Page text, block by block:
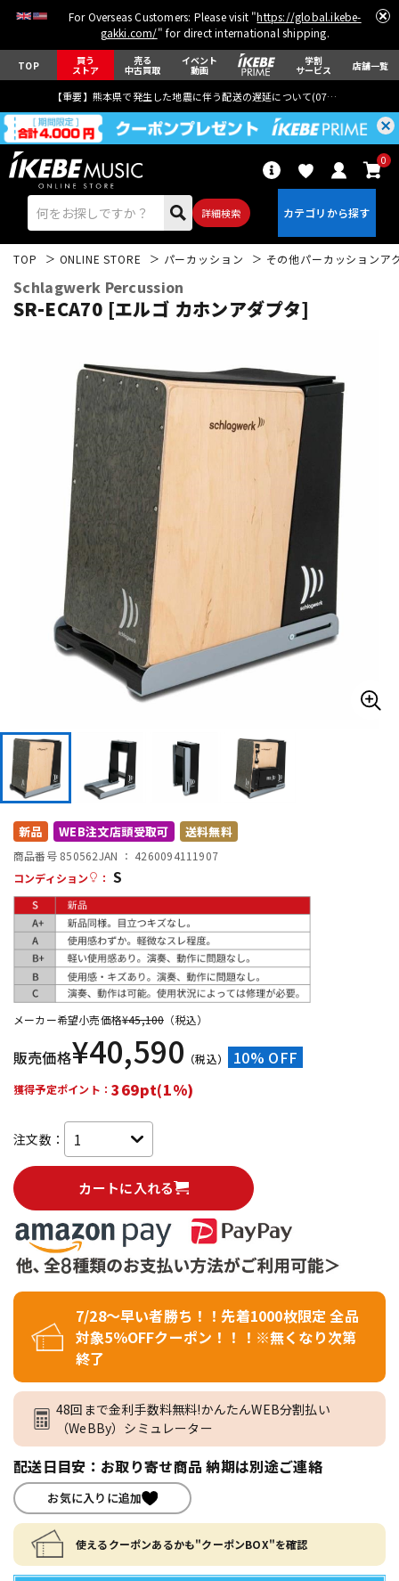
For Overseas Customers: Please visit "https://global.ikebe-
gakki.com/" for direct international shipping.
TOP 買う
ストア
売る
中古買取
イベント
動画
学割
サービス 店舗一覧
【重要】熊本県で発生した地震に伴う配送の遅延について(07月29日
詳細検索
0
エレキギター
ベース ウクレレ
ドラム パーカッション
キーボード 電子ピアノ
管楽器 その他楽器
DTM
配信/ライブ機器
中古
TOP ONLINE STORE パーカッション その他パーカッションア
Schlagwerk Percussion
SR-ECA70 [エルゴ カホンアダプタ]
新品 WEB注文店頭受取可 送料無料
商品番号 850562JAN ： 4260094111907
コンディション
： S
メーカー希望小売価格¥45,100 （税込）
販売価格¥40,590 （税込） 10% OFF
獲得予定ポイント：369pt(1%)
注文数：
カートに入れる
7/28～早い者勝ち！！先着1000枚限定 全品
対象5％OFFクーポン！！！※無くなり次第
終了
48回まで金利手数料無料!かんたんWEB分割払い
（WeBBy）シミュレーター
配送日目安：お取り寄せ商品 納期は別途ご連絡
お気に入りに追加
使えるクーポンあるかも"クーポンBOX"を確認